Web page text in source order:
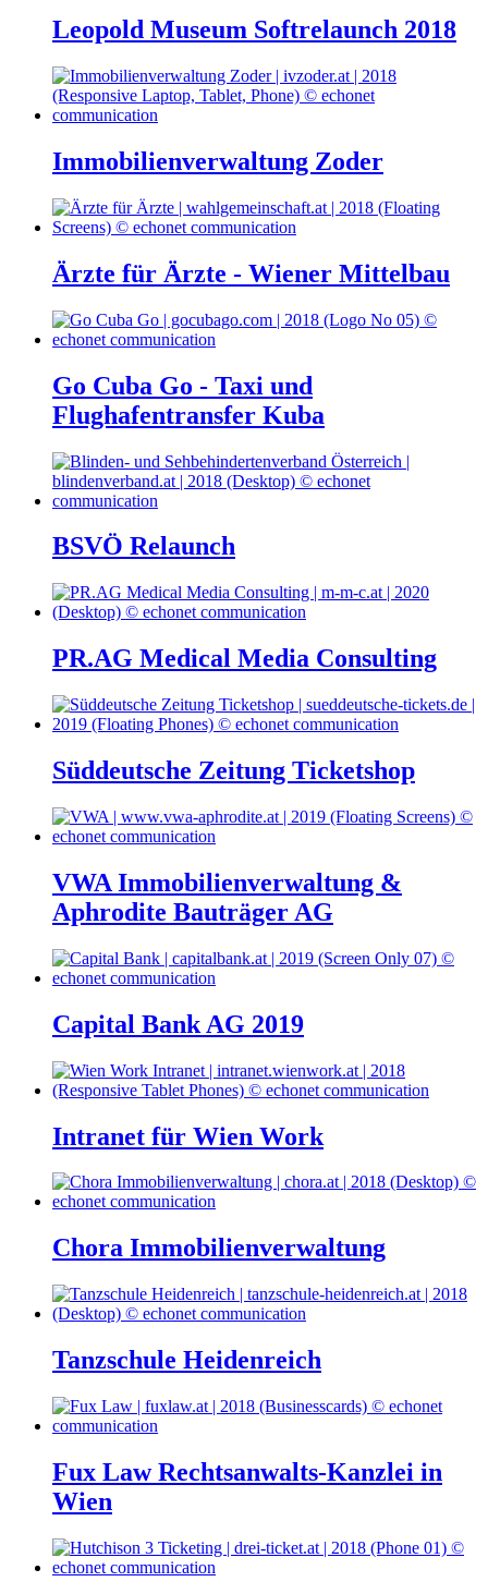
Leopold Museum Softrelaunch 2018
Immobilienverwaltung Zoder
Ärzte für Ärzte - Wiener Mittelbau
Go Cuba Go - Taxi und
Flughafentransfer Kuba
BSVÖ Relaunch
PR.AG Medical Media Consulting
Süddeutsche Zeitung Ticketshop
VWA Immobilienverwaltung &
Aphrodite Bauträger AG
Capital Bank AG 2019
Intranet für Wien Work
Chora Immobilienverwaltung
Tanzschule Heidenreich
Fux Law Rechtsanwalts-Kanzlei in
Wien